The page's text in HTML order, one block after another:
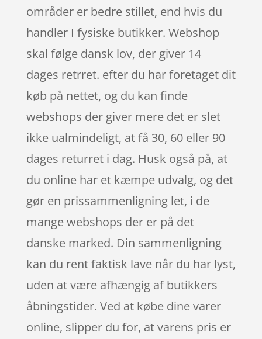
områder er bedre stillet, end hvis du
handler I fysiske butikker. Webshop
skal følge dansk lov, der giver 14
dages retrret. efter du har foretaget dit
køb på nettet, og du kan finde
webshops der giver mere det er slet
ikke ualmindeligt, at få 30, 60 eller 90
dages returret i dag. Husk også på, at
du online har et kæmpe udvalg, og det
gør en prissammenligning let, i de
mange webshops der er på det
danske marked. Din sammenligning
kan du rent faktisk lave når du har lyst,
uden at være afhængig af butikkers
åbningstider. Ved at købe dine varer
online, slipper du for, at varens pris er